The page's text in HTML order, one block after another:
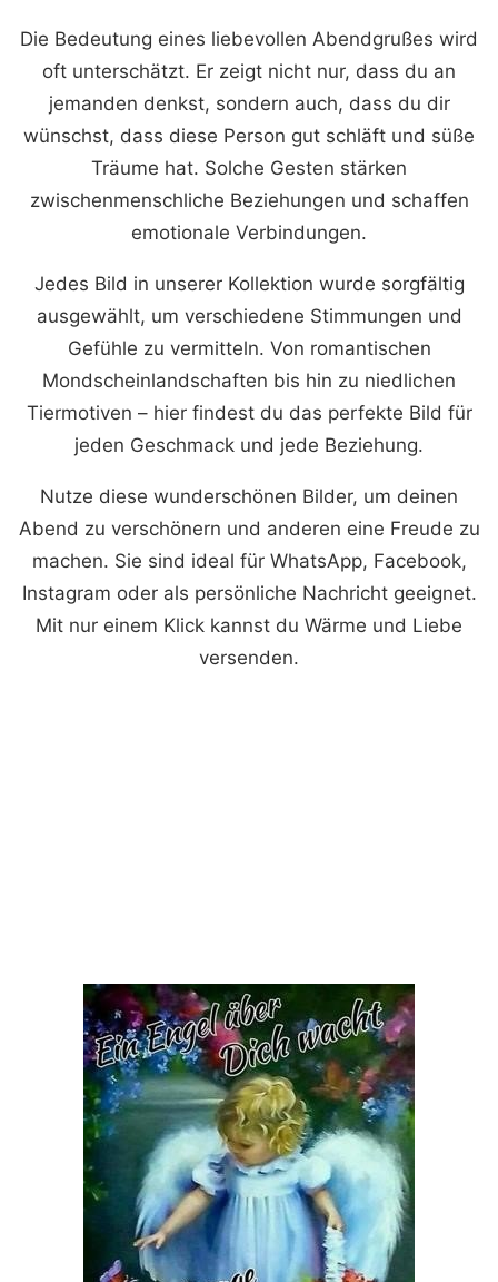
Die Bedeutung eines liebevollen Abendgrußes wird
oft unterschätzt. Er zeigt nicht nur, dass du an
jemanden denkst, sondern auch, dass du dir
wünschst, dass diese Person gut schläft und süße
Träume hat. Solche Gesten stärken
zwischenmenschliche Beziehungen und schaffen
emotionale Verbindungen.
Jedes Bild in unserer Kollektion wurde sorgfältig
ausgewählt, um verschiedene Stimmungen und
Gefühle zu vermitteln. Von romantischen
Mondscheinlandschaften bis hin zu niedlichen
Tiermotiven – hier findest du das perfekte Bild für
jeden Geschmack und jede Beziehung.
Nutze diese wunderschönen Bilder, um deinen
Abend zu verschönern und anderen eine Freude zu
machen. Sie sind ideal für WhatsApp, Facebook,
Instagram oder als persönliche Nachricht geeignet.
Mit nur einem Klick kannst du Wärme und Liebe
versenden.